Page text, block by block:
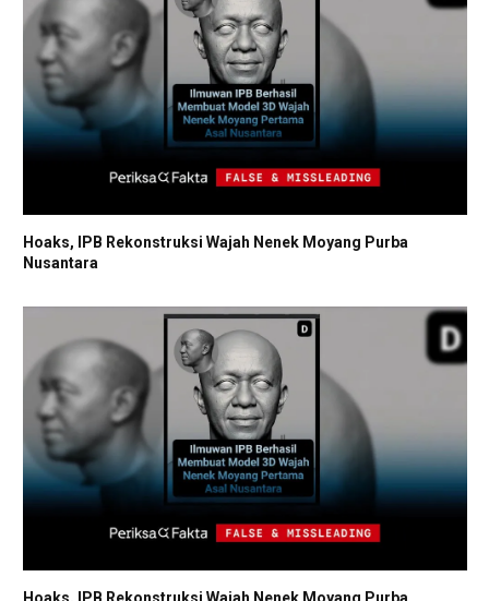
Hoaks, IPB Rekonstruksi Wajah Nenek Moyang Purba
Nusantara